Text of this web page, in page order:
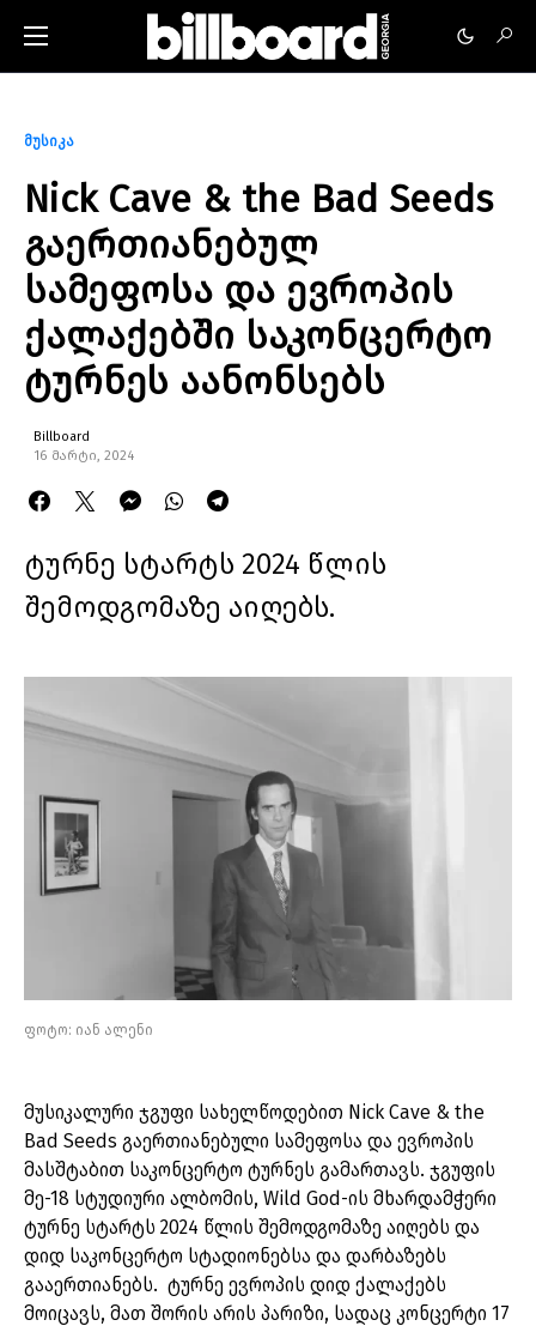
მუსიკა
Nick Cave & the Bad Seeds
გაერთიანებულ
სამეფოსა და ევროპის
ქალაქებში საკონცერტო
ტურნეს აანონსებს
Billboard
16 მარტი, 2024
ტურნე სტარტს 2024 წლის
შემოდგომაზე აიღებს.
ფოტო: იან ალენი
მუსიკალური ჯგუფი სახელწოდებით Nick Cave & the
Bad Seeds გაერთიანებული სამეფოსა და ევროპის
მასშტაბით საკონცერტო ტურნეს გამართავს. ჯგუფის
მე-18 სტუდიური ალბომის, Wild God-ის მხარდამჭერი
ტურნე სტარტს 2024 წლის შემოდგომაზე აიღებს და
დიდ საკონცერტო სტადიონებსა და დარბაზებს
გააერთიანებს. ტურნე ევროპის დიდ ქალაქებს
მოიცავს, მათ შორის არის პარიზი, სადაც კონცერტი 17